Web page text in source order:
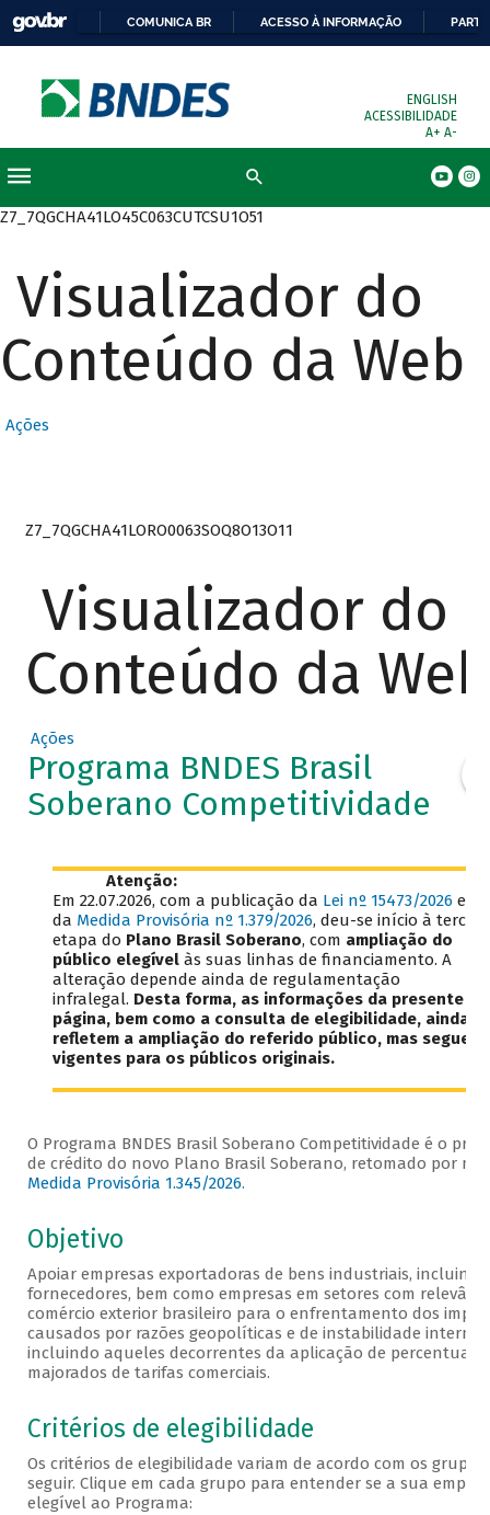
COMUNICA BR ACESSO À INFORMAÇÃO
ENGLISH
ACESSIBILIDADE
A+ A-
Z7_7QGCHA41LO45C063CUTCSU1O51
Visualizador do
Conteúdo da Web
Ações
Z7_7QGCHA41LORO0063SOQ8O13O11
Visualizador do
Conteúdo da Web
Ações
Programa BNDES Brasil
Soberano Competitividade
Atenção:
Em 22.07.2026, com a publicação da Lei nº 15473/2026e
da Medida Provisória nº 1.379/2026, deu-se início à
etapa do Plano Brasil Soberano, com ampliação do
público elegívelàs suas linhas de financiamento. A
alteração depende ainda de regulamentação
infralegal. Desta forma, as informações da presente
página, bem como a consulta de elegibilidade, ainda
refletem a ampliação do referido público, mas seguem
vigentes para os públicos originais.
O Programa BNDES Brasil Soberano Competitividade é o
de crédito do novo Plano Brasil Soberano, retomado por
Medida Provisória 1.345/2026.
Objetivo
Apoiar empresas exportadoras de bens industriais,
fornecedores, bem como empresas em setores com
comércio exterior brasileiro para o enfrentamento dos
causados por razões geopolíticas e de instabilidade
incluindo aqueles decorrentes da aplicação de percentuais
majorados de tarifas comerciais.
Critérios de elegibilidade
Os critérios de elegibilidade variam de acordo com os grupos
seguir. Clique em cada grupo para entender se a sua
elegível ao Programa: